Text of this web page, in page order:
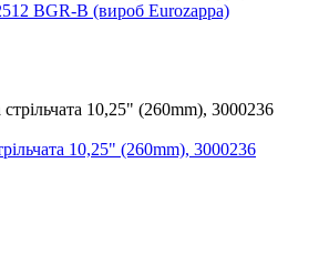
BGR-B (вироб Eurozappa)
10,25" (260mm), 3000236